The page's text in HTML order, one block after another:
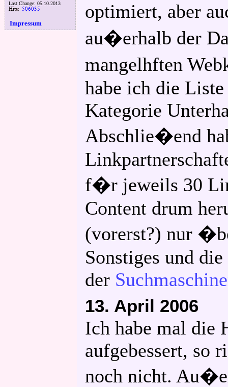
Last Change: 05.10.2013
Impressum
optimiert, aber
au�erhalb der
mangelhften
habe ich die
Kategorie
Abschlie�end
f�r jeweils 30
Content drum
(vorerst?) nur
Sonstiges und
der
13. April 2006
Ich habe mal die
aufgebessert, so
noch nicht.